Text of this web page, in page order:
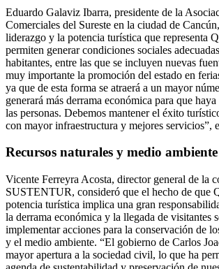
Eduardo Galaviz Ibarra, presidente de la
Comerciales del Sureste en la ciudad de
liderazgo y la potencia turística que representa
permiten generar condiciones sociales
habitantes, entre las que se incluyen nuevas
muy importante la promoción del estado en
ya que de esta forma se atraerá a un mayor
generará más derrama económica para que
las personas. Debemos mantener el éxito
con mayor infraestructura y mejores servicios”,
Recursos naturales y medio ambiente
Vicente Ferreyra Acosta, director general de la
SUSTENTUR, consideró que el hecho de que
potencia turística implica una gran
la derrama económica y la llegada de visitantes
implementar acciones para la conservación de
y el medio ambiente. “El gobierno de Carlos
mayor apertura a la sociedad civil, lo que ha